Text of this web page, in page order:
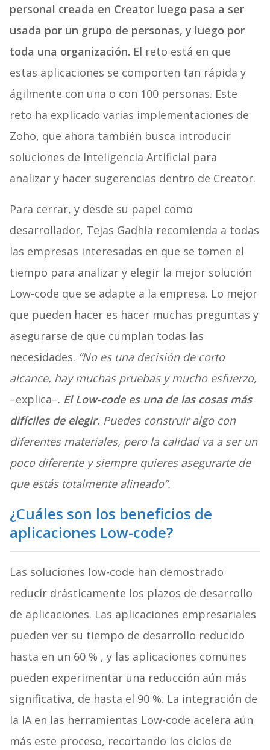
personal creada en Creator luego pasa a ser
usada por un grupo de personas, y luego por
toda una organización. El reto está en que
estas aplicaciones se comporten tan rápida y
ágilmente con una o con 100 personas. Este
reto ha explicado varias implementaciones de
Zoho, que ahora también busca introducir
soluciones de Inteligencia Artificial para
analizar y hacer sugerencias dentro de Creator.
Para cerrar, y desde su papel como
desarrollador, Tejas Gadhia recomienda a todas
las empresas interesadas en que se tomen el
tiempo para analizar y elegir la mejor solución
Low-code que se adapte a la empresa. Lo mejor
que pueden hacer es hacer muchas preguntas y
asegurarse de que cumplan todas las
necesidades. “No es una decisión de corto
alcance, hay muchas pruebas y mucho esfuerzo,
–explica–. El Low-code es una de las cosas más
difíciles de elegir. Puedes construir algo con
diferentes materiales, pero la calidad va a ser un
poco diferente y siempre quieres asegurarte de
que estás totalmente alineado”.
¿Cuáles son los beneficios de
aplicaciones Low-code?
Las soluciones low-code han demostrado
reducir drásticamente los plazos de desarrollo
de aplicaciones. Las aplicaciones empresariales
pueden ver su tiempo de desarrollo reducido
hasta en un 60 % , y las aplicaciones comunes
pueden experimentar una reducción aún más
significativa, de hasta el 90 %. La integración de
la IA en las herramientas Low-code acelera aún
más este proceso, recortando los ciclos de